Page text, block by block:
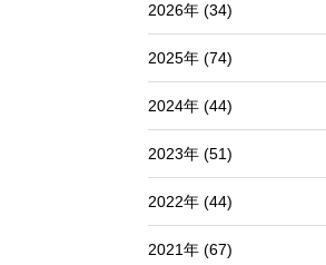
2026年 (34)
2025年 (74)
2024年 (44)
2023年 (51)
2022年 (44)
2021年 (67)